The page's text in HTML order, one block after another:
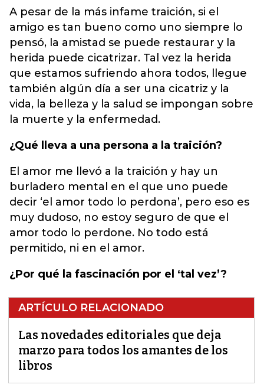
A pesar de la más infame traición, si el
amigo es tan bueno como uno siempre lo
pensó, la amistad se puede restaurar y la
herida puede cicatrizar. Tal vez la herida
que estamos sufriendo ahora todos, llegue
también algún día a ser una cicatriz y la
vida, la belleza y la salud se impongan sobre
la muerte y la enfermedad.
¿Qué lleva a una persona a la traición?
El amor me llevó a la traición y hay un
burladero mental en el que uno puede
decir ‘el amor todo lo perdona’, pero eso es
muy dudoso, no estoy seguro de que el
amor todo lo perdone. No todo está
permitido, ni en el amor.
¿Por qué la fascinación por el ‘tal vez’?
ARTÍCULO RELACIONADO
Las novedades editoriales que deja
marzo para todos los amantes de los
libros